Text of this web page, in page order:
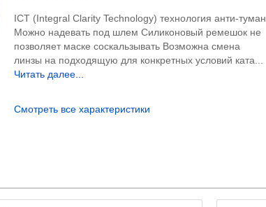
ICT (Integral Clarity Technology) технология анти-туман
Можно надевать под шлем Силиконовый ремешок не
позволяет маске соскальзывать Возможна смена
линзы на подходящую для конкретных условий ката...
Читать далее...
Смотреть все характеристики